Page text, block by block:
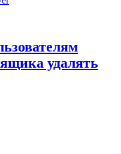
удалять